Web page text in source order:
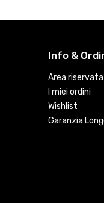
Info &
Area riservata
I miei ordini
Wishlist
Garanzia